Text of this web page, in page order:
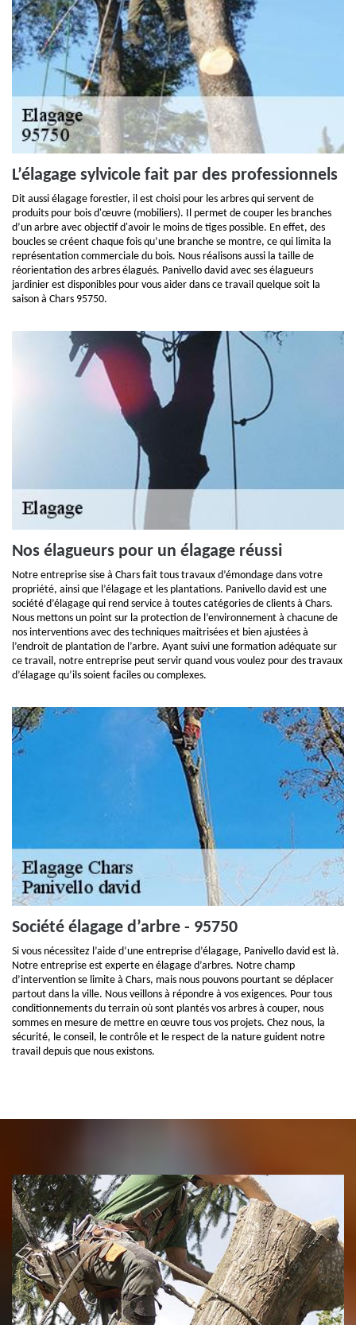
L’élagage sylvicole fait par des professionnels
Dit aussi élagage forestier, il est choisi pour les arbres qui servent de
produits pour bois d'œuvre (mobiliers). Il permet de couper les branches
d’un arbre avec objectif d'avoir le moins de tiges possible. En effet, des
boucles se créent chaque fois qu’une branche se montre, ce qui limita la
représentation commerciale du bois. Nous réalisons aussi la taille de
réorientation des arbres élagués. Panivello david avec ses élagueurs
jardinier est disponibles pour vous aider dans ce travail quelque soit la
saison à Chars 95750.
Nos élagueurs pour un élagage réussi
Notre entreprise sise à Chars fait tous travaux d’émondage dans votre
propriété, ainsi que l’élagage et les plantations. Panivello david est une
société d’élagage qui rend service à toutes catégories de clients à Chars.
Nous mettons un point sur la protection de l’environnement à chacune de
nos interventions avec des techniques maitrisées et bien ajustées à
l’endroit de plantation de l’arbre. Ayant suivi une formation adéquate sur
ce travail, notre entreprise peut servir quand vous voulez pour des travaux
d’élagage qu’ils soient faciles ou complexes.
Société élagage d’arbre - 95750
Si vous nécessitez l’aide d’une entreprise d’élagage, Panivello david est là.
Notre entreprise est experte en élagage d’arbres. Notre champ
d’intervention se limite à Chars, mais nous pouvons pourtant se déplacer
partout dans la ville. Nous veillons à répondre à vos exigences. Pour tous
conditionnements du terrain où sont plantés vos arbres à couper, nous
sommes en mesure de mettre en œuvre tous vos projets. Chez nous, la
sécurité, le conseil, le contrôle et le respect de la nature guident notre
travail depuis que nous existons.